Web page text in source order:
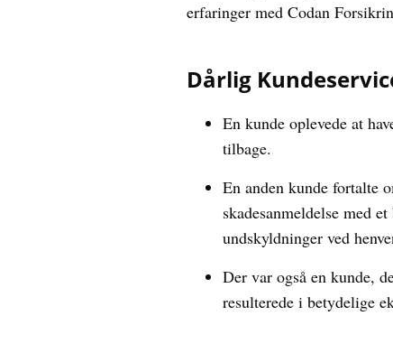
erfaringer med Codan
Dårlig
En kunde oplevede at
tilbage.
En anden kunde fortalte
skadesanmeldelse med
undskyldninger ved
Der var også en kunde,
resulterede i betydelige